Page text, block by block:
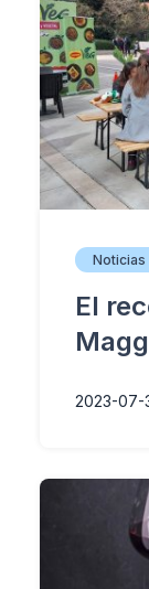
Noticias
El
2023-07-